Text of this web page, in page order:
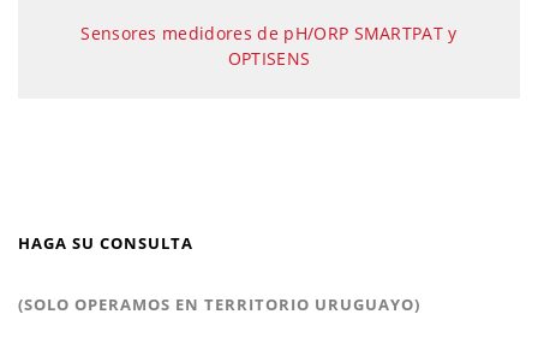
Sensores medidores de pH/ORP SMARTPAT y
OPTISENS
HAGA SU CONSULTA
(SOLO OPERAMOS EN TERRITORIO URUGUAYO)